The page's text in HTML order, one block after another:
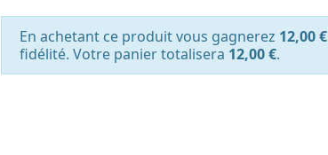
En achetant ce produit vous gagnerez 12,00 €
fidélité. Votre panier totalisera 12,00 €.